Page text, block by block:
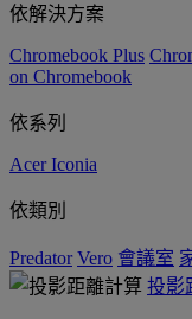
依解決方案
Chromebook Plus
on Chromebook
依系列
Acer Iconia
依類別
Predator Vero 會議室
投影